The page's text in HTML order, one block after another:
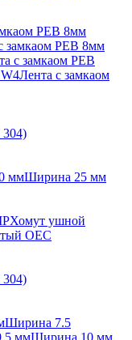
PEB 8мм
замкаом PEB 8мм
с замкаом PEB
Лента с замкаом
ммШирина 25 мм
Хомут ушной
OEC
Ширина 7.5
ммШирина 10 мм